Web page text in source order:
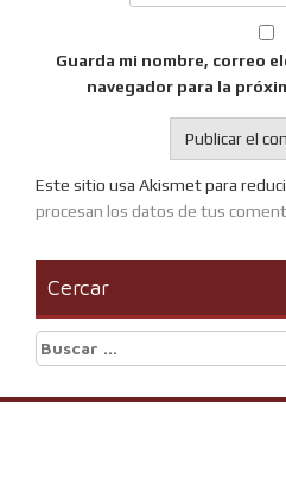
Guarda mi nombre, correo
navegador para la
Este sitio usa Akismet para
procesan los datos de tus
Cercar
Buscar: